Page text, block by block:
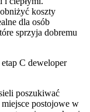
koszty
dla osób
sprzyja dobremu
C deweloper
poszukiwać
postojowe w